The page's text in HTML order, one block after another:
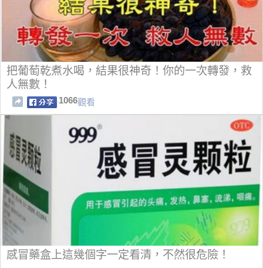
把葡萄乾煮水喝，結果很神奇！你的一次轉發，救
人無數！
1066觀看
感冒藥盒上這幾個字一定看清，不然很危險！